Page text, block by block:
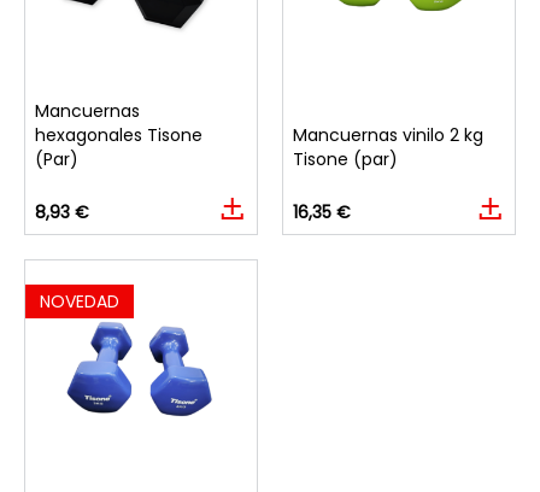
Mancuernas
hexagonales Tisone
(Par)
8,93 €
Mancuernas vinilo 2 kg
Tisone (par)
16,35 €
NOVEDAD